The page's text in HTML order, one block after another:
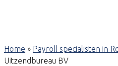
Home » Payroll specialisten in
Uitzendbureau BV